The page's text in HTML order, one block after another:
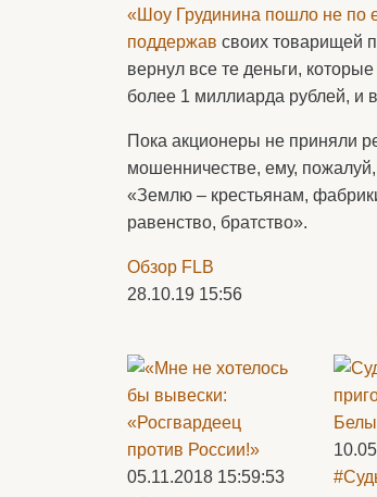
«Шоу Грудинина пошло не по
поддержав своих товарищей
вернул все те деньги,
более 1 миллиарда рублей, и
Пока акционеры не приняли
мошенничестве, ему,
«Землю – крестьянам,
равенство, братство».
Обзор FLB
28.10.19 15:56
05.11.2018 15:59:53